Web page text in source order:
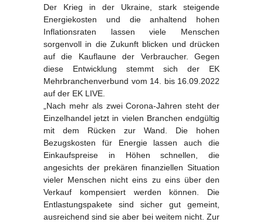
Der Krieg in der Ukraine, stark steigende
Energiekosten und die anhaltend hohen
Inflationsraten lassen viele Menschen
sorgenvoll in die Zukunft blicken und drücken
auf die Kauflaune der Verbraucher. Gegen
diese Entwicklung stemmt sich der EK
Mehrbranchenverbund vom 14. bis 16.09.2022
auf der EK LIVE.
„Nach mehr als zwei Corona-Jahren steht der
Einzelhandel jetzt in vielen Branchen endgültig
mit dem Rücken zur Wand. Die hohen
Bezugskosten für Energie lassen auch die
Einkaufspreise in Höhen schnellen, die
angesichts der prekären finanziellen Situation
vieler Menschen nicht eins zu eins über den
Verkauf kompensiert werden können. Die
Entlastungspakete sind sicher gut gemeint,
ausreichend sind sie aber bei weitem nicht. Zur